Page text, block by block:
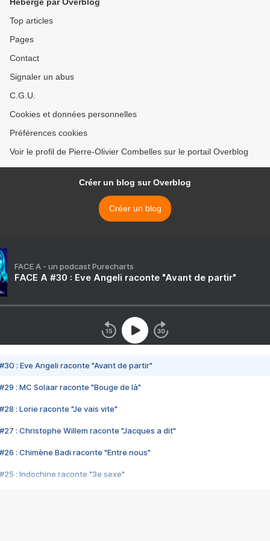
Top articles
Pages
Contact
Signaler un abus
C.G.U.
Cookies et données personnelles
Préférences cookies
Voir le profil de Pierre-Olivier Combelles sur le portail Overblog
Créer un blog sur Overblog
Créer un blog
FACE A - un podcast Purecharts
FACE A #30 : Eve Angeli raconte "Avant de partir"
#30 : Eve Angeli raconte "Avant de partir"
#29 : MC Solaar raconte "Bouge de là"
#28 : Lorie raconte "Je vais vite"
#27 : Christophe Willem raconte "Jacques a dit"
#26 : Chimène Badi raconte "Entre nous"
#25 : Indochine raconte "3e sexe"